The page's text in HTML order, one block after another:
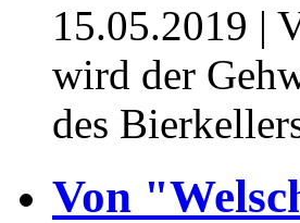
15.05.2019 |
wird der
des
Von